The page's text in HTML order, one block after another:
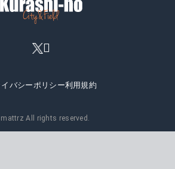
イバシーポリシー利用規約
All rights reserved.